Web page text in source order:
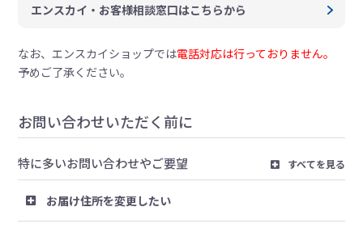
エンスカイ・お客様相談窓口はこちらから
なお、エンスカイショップでは電話対応は行っておりません。
予めご了承ください。
お問い合わせいただく前に
特に多いお問い合わせやご要望 すべてを見る
お届け住所を変更したい